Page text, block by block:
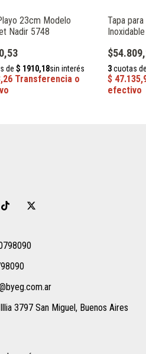
23cm Modelo
Nadir 5748
Tapa
3797 San Miguel, Buenos Aires